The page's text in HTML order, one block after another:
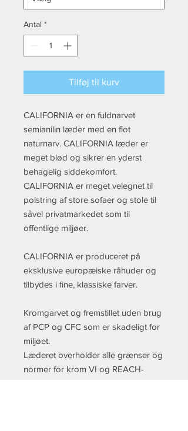
Antal *
Tilføj til kurv
CALIFORNIA er en fuldnarvet
semianilin læder med en flot
naturnarv. CALIFORNIA læder er
meget blød og sikrer en yderst
behagelig siddekomfort.
CALIFORNIA er meget velegnet til
polstring af store sofaer og stole til
såvel privatmarkedet som til
offentlige miljøer.
CALIFORNIA er produceret på
eksklusive europæiske råhuder og
tilbydes i fine, klassiske farver.
Kromgarvet og fremstillet uden brug
af PCP og CFC som er skadeligt for
miljøet.
Læderet overholder alle grænser og
normer for krom VI og REACH-